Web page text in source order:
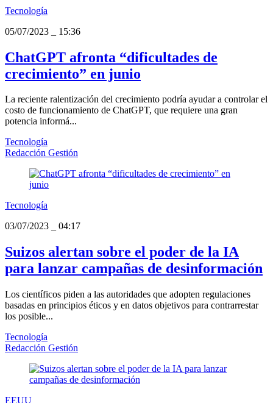
Tecnología
05/07/2023
15:36
ChatGPT afronta “dificultades de
crecimiento” en junio
La reciente ralentización del crecimiento podría ayudar a controlar el
costo de funcionamiento de ChatGPT, que requiere una gran
potencia informá...
Tecnología
Redacción Gestión
Tecnología
03/07/2023
04:17
Suizos alertan sobre el poder de la IA
para lanzar campañas de desinformación
Los científicos piden a las autoridades que adopten regulaciones
basadas en principios éticos y en datos objetivos para contrarrestar
los posible...
Tecnología
Redacción Gestión
EEUU